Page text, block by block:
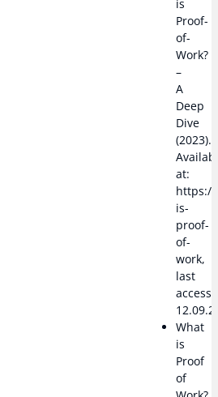
is
Proof-
of-
Work?
–
A
Deep
Dive
(2023).
at:
https://
is-
proof-
of-
work,
last
What
is
Proof
of